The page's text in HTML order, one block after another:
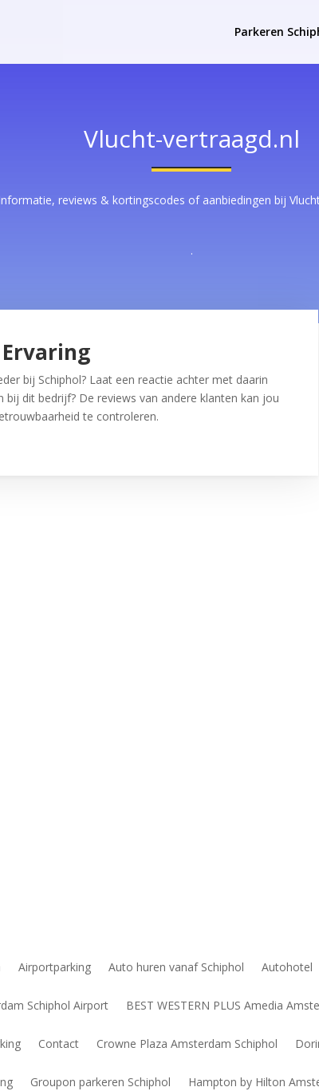
Parkeren
Vlucht-vertraagd.nl
reviews & kortingscodes of aanbiedingen bij
.
bij Schiphol? Laat een reactie achter met daarin
dit bedrijf? De reviews van andere klanten kan jou
te controleren.
Airportparking Auto huren vanaf Schiphol Autohotel
Schiphol Airport BEST WESTERN PLUS Amedia
Contact Crowne Plaza Amsterdam Schiphol
Groupon parkeren Schiphol Hampton by Hilton